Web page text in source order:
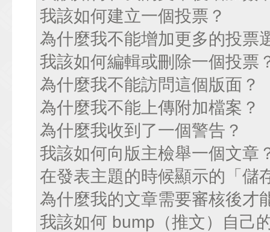
我該如何建立一個投票？
為什麼我不能增加更多的投票
我該如何編輯或刪除一個投票
為什麼我不能訪問這個版面？
為什麼我不能上傳附加檔案？
為什麼我收到了一個警告？
我該如何向版主檢舉一個文章
在發表主題的時候顯示的「儲
為什麼我的文章需要審核後才
我該如何 bump（推文）自己